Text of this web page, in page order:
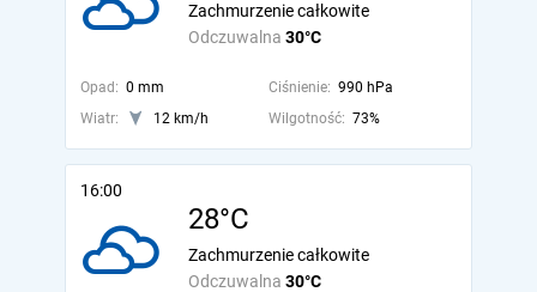
Odczuwalna 30°C
Zachmurzenie całkowite
Opad: 0 mm Ciśnienie: 990 hPa
Wiatr:
12 km/h Wilgotność: 73%
16:00
28°C
Odczuwalna 30°C
Zachmurzenie całkowite